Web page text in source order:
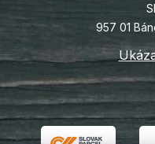
957 01